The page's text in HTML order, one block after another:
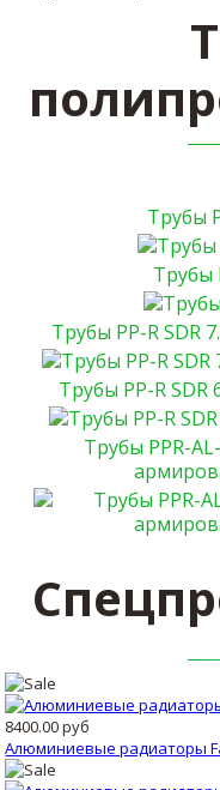
Трубы
Трубы
Трубы PP-R SDR
Трубы PP-R SDR
Трубы PPR-
8400.00 руб
Алюминиевые радиаторы